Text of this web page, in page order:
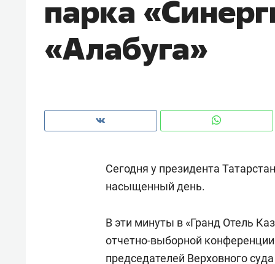
парка
«Алабуга»
Сегодня у президента
насыщенный день.
В эти минуты в «Гранд Отель
отчетно-выборной
председателей Верховного
чем интересен Оман?
Как ГК «МИР ГРУПП» и ВТБ
создают оазис жилого
комфорта под Казанью
150
ID